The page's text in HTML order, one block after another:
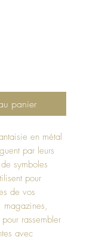
panier
en métal
par leurs
symboles
pour
de vos
rassembler
avec